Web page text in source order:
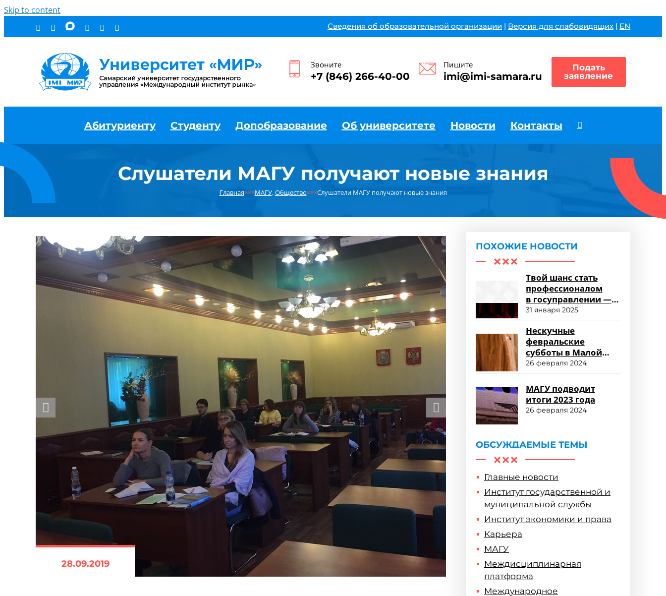
Skip to content
Сведения об образовательной организации | Версия для слабовидящих | EN
Звоните
+7 (846) 266-40-00
Пишите
imi@imi-samara.ru
Подать
заявление
Абитуриенту Студенту Допобразование Об университете Новости Контакты
Слушатели МАГУ получают новые знания
Главная×××МАГУ,Общество×××Слушатели МАГУ получают новые знания
28.09.2019
ПОХОЖИЕ НОВОСТИ
Твой шанс стать
профессионалом
в госуправлении —
пройти обучение
в Малой академии
государственного
управления!
31 января 2025
Нескучные
февральские
субботы в Малой
академии
государственного
управления
26 февраля 2024
МАГУ подводит
итоги 2023 года
26 февраля 2024
ОБСУЖДАЕМЫЕ ТЕМЫ
Главные новости
Институт государственной и
муниципальной службы
Институт экономики и права
Карьера
МАГУ
Междисциплинарная
платформа
Международное